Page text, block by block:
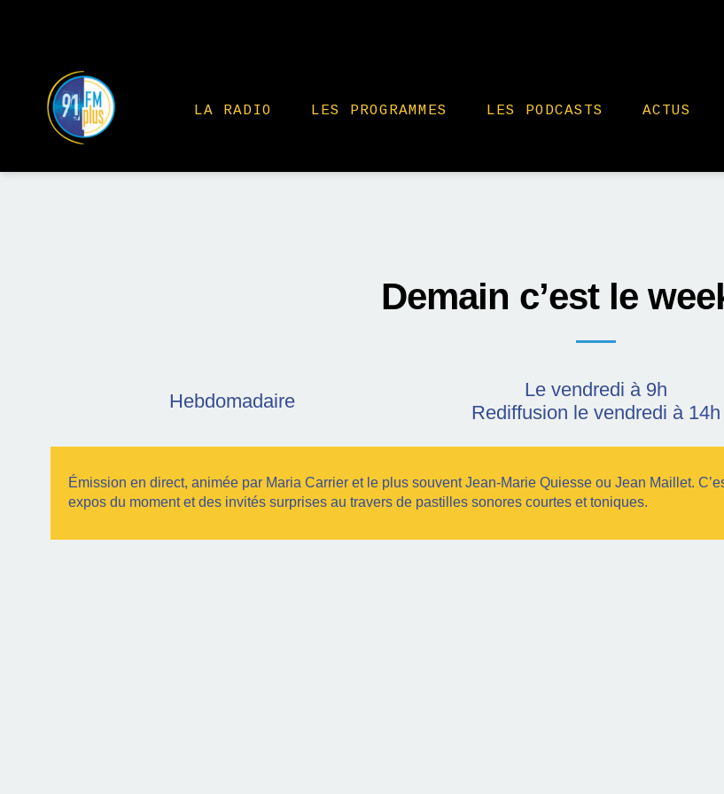
LA RADIO LES PROGRAMMES LES PODCASTS ACTUS
Demain c’est le
Hebdomadaire
Le vendredi à 9h
Rediffusion le vendredi à 14h
Émission en direct, animée par Maria Carrier et le plus souvent Jean-Marie Quiesse ou Jean Maillet.
expos du moment et des invités surprises au travers de pastilles sonores courtes et toniques.